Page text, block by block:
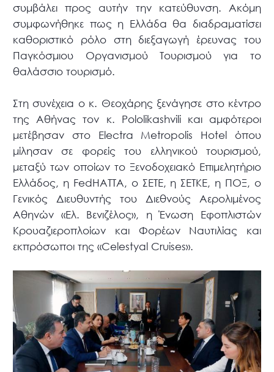
συμβάλει προς αυτήν την κατεύθυνση. Ακόμη
συμφωνήθηκε πως η Ελλάδα θα διαδραματίσει
καθοριστικό ρόλο στη διεξαγωγή έρευνας του
Παγκόσμιου Οργανισμού Τουρισμού για το
θαλάσσιο τουρισμό.
Στη συνέχεια ο κ. Θεοχάρης ξενάγησε στο κέντρο
της Αθήνας τον κ. Pololikashvili και αμφότεροι
μετέβησαν στο Electra Metropolis Hotel όπου
μίλησαν σε φορείς του ελληνικού τουρισμού,
μεταξύ των οποίων το Ξενοδοχειακό Επιμελητήριο
Ελλάδος, η FedHATTA, o ΣΕΤΕ, η ΣΕΤΚΕ, η ΠΟΞ, ο
Γενικός Διευθυντής του Διεθνούς Αερολιμένος
Αθηνών «Ελ. Βενιζέλος», η Ένωση Εφοπλιστών
Κρουαζιεροπλοίων και Φορέων Ναυτιλίας και
εκπρόσωποι της «Celestyal Cruises».